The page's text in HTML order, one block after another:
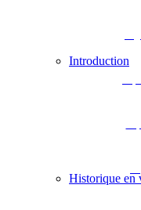
Introduction
Historique en